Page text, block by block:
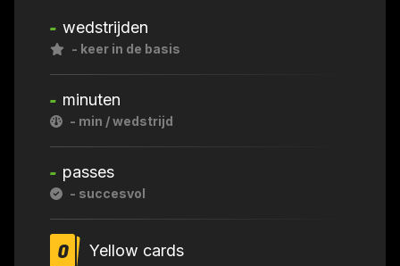
- wedstrijden
- keer in de basis
- minuten
- min / wedstrijd
- passes
- succesvol
0 Yellow cards